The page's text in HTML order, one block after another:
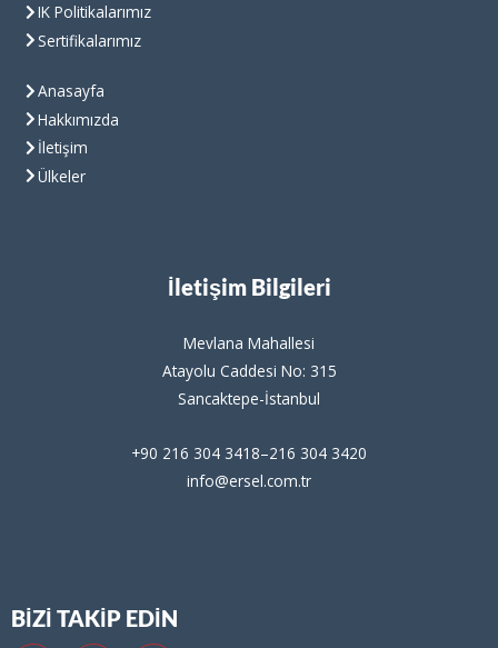
IK Politikalarımız
Sertifikalarımız
Anasayfa
Hakkımızda
İletişim
Ülkeler
İletişim Bilgileri
Mevlana Mahallesi
Atayolu Caddesi No: 315
Sancaktepe-İstanbul
+90 216 304 3418–216 304 3420
info@ersel.com.tr
BİZİ TAKİP EDİN